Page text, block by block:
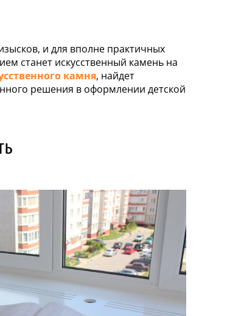
и для вполне практичных
станет искусственный камень на
камня, найдет
решения в оформлении детской